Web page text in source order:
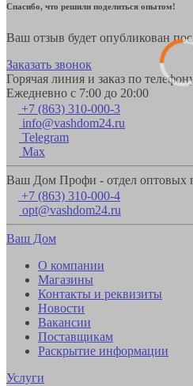
Спасибо, что решили поделиться опытом!
Ваш отзыв будет опубликован
Заказать звонок
Горячая линия и заказ по
Ежедневно с 7:00 до 20:00
+7 (863) 310-000-3
info@vashdom24.ru
Telegram
Max
Ваш Дом Профи - отдел оптовых
+7 (863) 310-000-4
opt@vashdom24.ru
Ваш Дом
О компании
Магазины
Контакты и реквизиты
Новости
Вакансии
Поставщикам
Раскрытие информации
Услуги